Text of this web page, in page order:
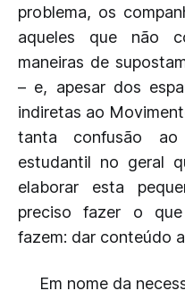
problema, os
aqueles que não
maneiras de
– e, apesar dos
indiretas ao
tanta confusão
estudantil no geral
elaborar esta
preciso fazer o
fazem: dar conteúdo
Em nome da